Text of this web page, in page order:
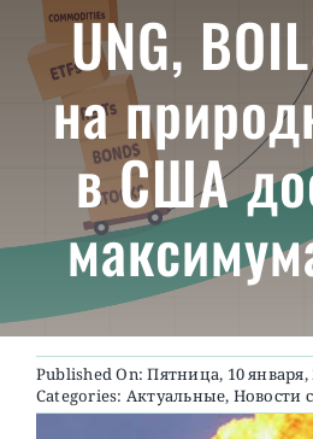
ЧТО ТАКОЕ ETF
ИНВЕСТИЦИИ В ETF
ТЕМАТИЧЕСКИЕ ETF
АКТУАЛЬНЫЕ
О ПРОЕКТЕ
UNG,
на
в США
Published On: Пятница, 10 января,
Categories: Актуальные, Новости